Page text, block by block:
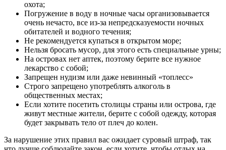
охота;
Погружение в воду в ночные часы организовывается
очень нечасто, все из-за непредсказуемости ночных
обитателей и водного течения;
Не рекомендуется купаться в открытом море;
Нельзя бросать мусор, для этого есть специальные урны;
На островах нет аптек, поэтому берите все нужное
лекарство с собой;
Запрещен нудизм или даже невинный «топлесс»
Строго запрещено употреблять алкоголь в
общественных местах;
Если хотите посетить столицы страны или острова, где
живут местные жители, берите с собой одежду, которая
будет закрывать тело от плеч до колен.
За нарушение этих правил вас ожидает суровый штраф, так